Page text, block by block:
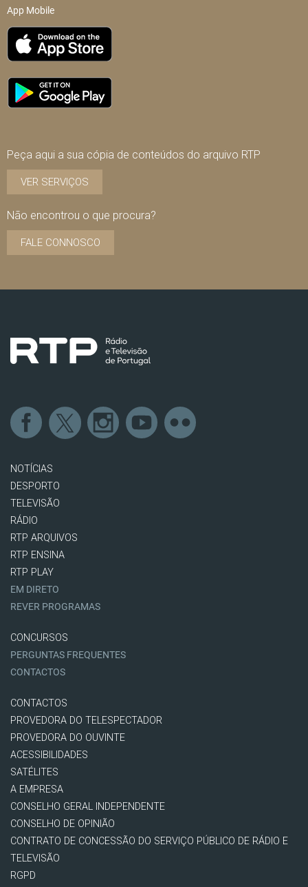
App Mobile
Peça aqui a sua cópia de conteúdos do arquivo RTP
VER SERVIÇOS
Não encontrou o que procura?
FALE CONNOSCO
NOTÍCIAS
DESPORTO
TELEVISÃO
RÁDIO
RTP ARQUIVOS
RTP ENSINA
RTP PLAY
EM DIRETO
REVER PROGRAMAS
CONCURSOS
PERGUNTAS FREQUENTES
CONTACTOS
CONTACTOS
PROVEDORA DO TELESPECTADOR
PROVEDORA DO OUVINTE
ACESSIBILIDADES
SATÉLITES
A EMPRESA
CONSELHO GERAL INDEPENDENTE
CONSELHO DE OPINIÃO
CONTRATO DE CONCESSÃO DO SERVIÇO PÚBLICO DE RÁDIO E
TELEVISÃO
RGPD